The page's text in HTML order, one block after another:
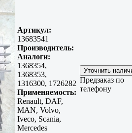
Артикул:
13683541
Производитель:
Аналоги:
1368354,
1368353,
1316300, 1726282
Применяемость:
Renault, DAF,
MAN, Volvo,
Iveco, Scania,
Mercedes
Предзаказ по
телефону